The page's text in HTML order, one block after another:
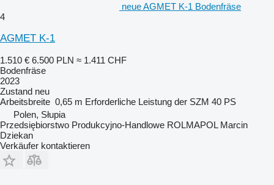
neue AGMET K-1 Bodenfräse
4
AGMET K-1
1.510 € 6.500 PLN ≈ 1.411 CHF
Bodenfräse
2023
Zustand neu
Arbeitsbreite 0,65 m Erforderliche Leistung der SZM 40 PS
Polen, Słupia
Przedsiębiorstwo Produkcyjno-Handlowe ROLMAPOL Marcin
Dziekan
Verkäufer kontaktieren